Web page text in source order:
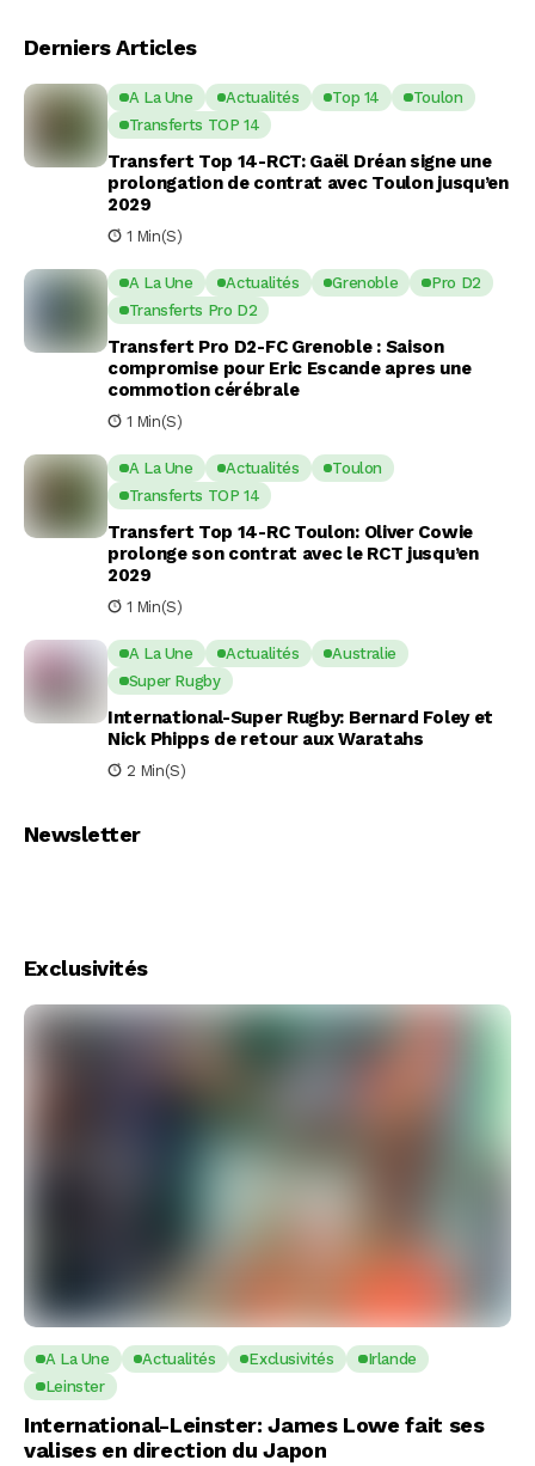
Derniers Articles
A La Une Actualités Top 14
Toulon
Transferts TOP 14
Transfert Top 14-RCT: Gaël Dréan signe une
prolongation de contrat avec Toulon jusqu’en
2029
1 Min(s)
A La Une Actualités Grenoble
Pro D2
Transferts Pro D2
Transfert Pro D2-FC Grenoble : Saison
compromise pour Eric Escande apres une
commotion cérébrale
1 Min(s)
A La Une Actualités
Toulon
Transferts TOP 14
Transfert Top 14-RC Toulon: Oliver Cowie
prolonge son contrat avec le RCT jusqu’en
2029
1 Min(s)
A La Une Actualités
Australie
Super Rugby
International-Super Rugby: Bernard Foley et
Nick Phipps de retour aux Waratahs
2 Min(s)
Newsletter
Exclusivités
A La Une Actualités Exclusivités
Irlande
Leinster
International-Leinster: James Lowe fait ses
valises en direction du Japon